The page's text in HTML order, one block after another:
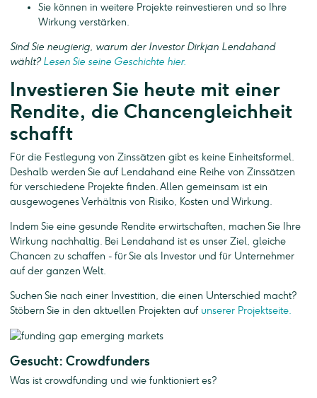
Sie können in weitere Projekte reinvestieren und so Ihre
Wirkung verstärken.
Sind Sie neugierig, warum der Investor Dirkjan Lendahand
wählt?Lesen Sie seine Geschichte hier.
Investieren Sie heute mit einer
Rendite, die Chancengleichheit
schafft
Für die Festlegung von Zinssätzen gibt es keine Einheitsformel.
Deshalb werden Sie auf Lendahand eine Reihe von Zinssätzen
für verschiedene Projekte finden. Allen gemeinsam ist ein
ausgewogenes Verhältnis von Risiko, Kosten und Wirkung.
Indem Sie eine gesunde Rendite erwirtschaften, machen Sie Ihre
Wirkung nachhaltig. Bei Lendahand ist es unser Ziel, gleiche
Chancen zu schaffen - für Sie als Investor und für Unternehmer
auf der ganzen Welt.
Suchen Sie nach einer Investition, die einen Unterschied macht?
Stöbern Sie in den aktuellen Projekten auf unserer Projektseite.
Gesucht: Crowdfunders
Was ist crowdfunding und wie funktioniert es?